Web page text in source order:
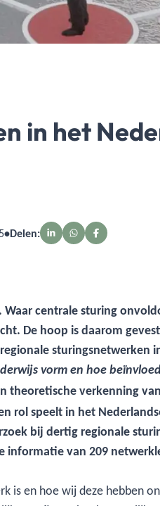
in het
•Delen:
centrale sturing
De hoop is daarom
vorm en hoe
theoretische verkenning
rol speelt in het
bij dertig regionale
van 209
en hoe wij deze hebben